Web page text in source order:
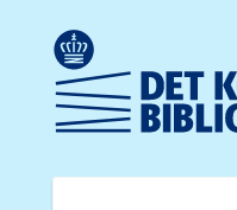
Det Kongelige
Søg for eksempel på